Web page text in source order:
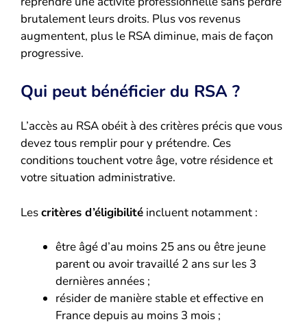
brutalement leurs droits. Plus vos revenus
augmentent, plus le RSA diminue, mais de façon
progressive.
Qui peut bénéficier du RSA ?
L’accès au RSA obéit à des critères précis que vous
devez tous remplir pour y prétendre. Ces
conditions touchent votre âge, votre résidence et
votre situation administrative.
Lescritères d’éligibilité incluent notamment :
être âgé d’au moins 25 ans ou être jeune
parent ou avoir travaillé 2 ans sur les 3
dernières années ;
résider de manière stable et effective en
France depuis au moins 3 mois ;